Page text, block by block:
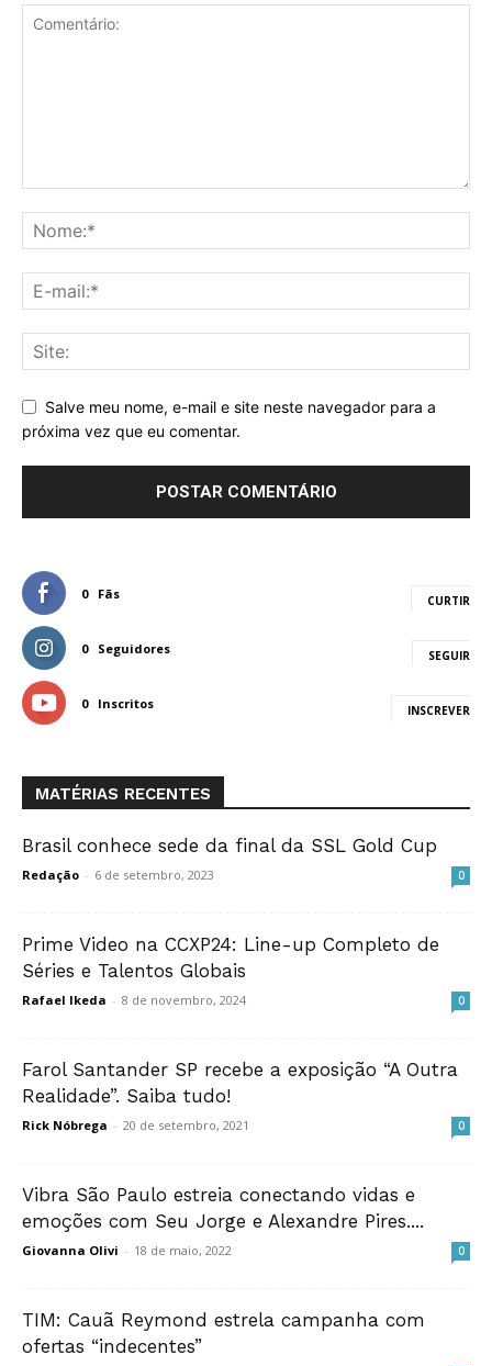
Salve meu nome, e-mail e site neste navegador para a
próxima vez que eu comentar.
0 Fãs CURTIR
0 Seguidores SEGUIR
0 Inscritos INSCREVER
MATÉRIAS RECENTES
Brasil conhece sede da final da SSL Gold Cup
Redação - 6 de setembro, 2023 0
Prime Video na CCXP24: Line-up Completo de
Séries e Talentos Globais
Rafael Ikeda - 8 de novembro, 2024 0
Farol Santander SP recebe a exposição “A Outra
Realidade”. Saiba tudo!
Rick Nóbrega - 20 de setembro, 2021 0
Vibra São Paulo estreia conectando vidas e
emoções com Seu Jorge e Alexandre Pires....
Giovanna Olivi - 18 de maio, 2022 0
TIM: Cauã Reymond estrela campanha com
ofertas “indecentes”